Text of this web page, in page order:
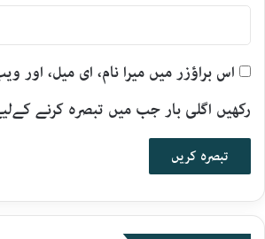
اس براؤزر میں میرا نام، ای میل،
رکھیں اگلی بار جب میں تبصرہ کرنے